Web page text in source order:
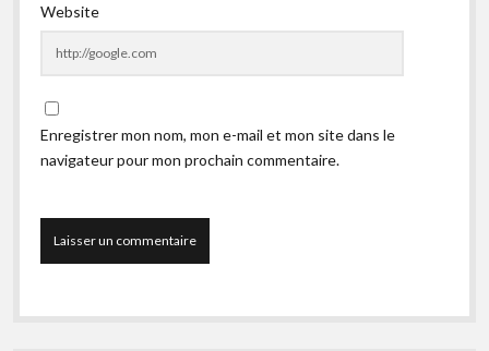
Website
Enregistrer mon nom, mon e-mail et mon site dans le
navigateur pour mon prochain commentaire.